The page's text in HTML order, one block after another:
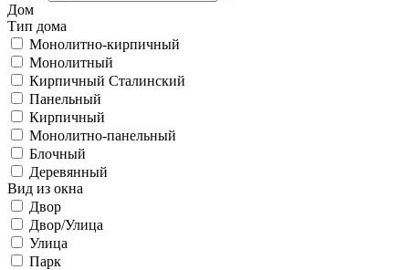
Дом
Тип дома
Монолитно-кирпичный
Монолитный
Кирпичный Сталинский
Панельный
Кирпичный
Монолитно-панельный
Блочный
Деревянный
Вид из окна
Двор
Двор/Улица
Улица
Парк